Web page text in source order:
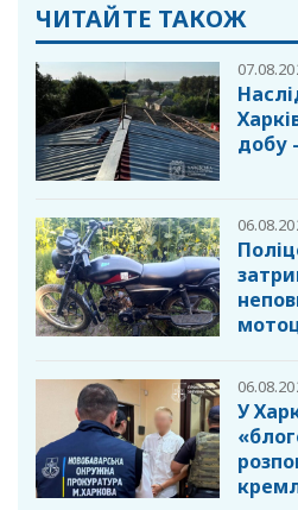
ЧИТАЙТЕ ТАКОЖ
добу
У